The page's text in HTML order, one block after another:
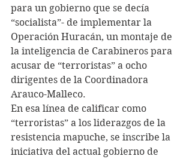
para un gobierno que se decía
“socialista”- de implementar la
Operación Huracán, un montaje de
la inteligencia de Carabineros para
acusar de “terroristas” a ocho
dirigentes de la Coordinadora
Arauco-Malleco.
En esa línea de calificar como
“terroristas” a los liderazgos de la
resistencia mapuche, se inscribe la
iniciativa del actual gobierno de